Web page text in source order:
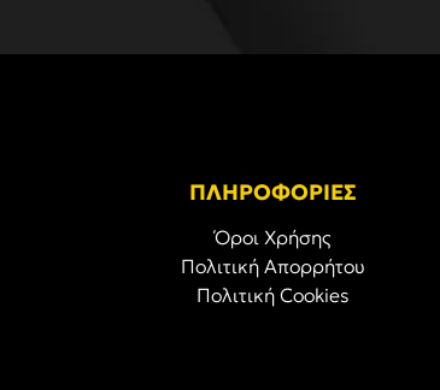
ΠΛΗΡΟΦΟΡΙΕΣ
Όροι Χρήσης
Πολιτική Απορρήτου
Πολιτική Cookies